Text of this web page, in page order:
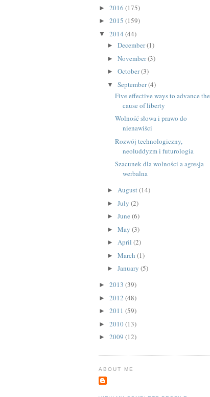
► 2016 (175)
► 2015 (159)
▼ 2014 (44)
► December(1)
► November(3)
► October(3)
▼ September(4)
Five effective ways to advance the
cause of liberty
Wolność słowa i prawo do
nienawiści
Rozwój technologiczny,
neoluddyzm i futurologia
Szacunek dla wolności a agresja
werbalna
► August(14)
► July (2)
► June (6)
► May (3)
► April (2)
► March (1)
► January (5)
► 2013 (39)
► 2012 (48)
► 2011 (59)
► 2010(13)
► 2009 (12)
ABOUT ME